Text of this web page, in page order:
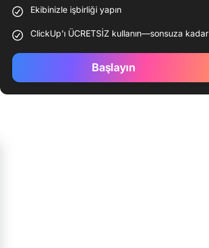
Ekibinizle işbirliği yapın
ClickUp'ı ÜCRETSİZ kullanın—sonsuza kadar
Başlayın